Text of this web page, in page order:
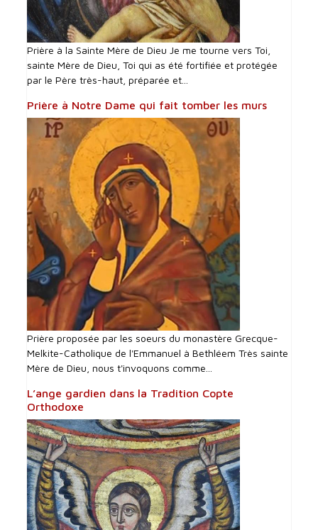
Prière à la Sainte Mère de Dieu Je me tourne vers Toi,
sainte Mère de Dieu, Toi qui as été fortifiée et protégée
par le Père très-haut, préparée et...
Prière à Notre Dame qui fait tomber les murs
Prière proposée par les soeurs du monastère Grecque-
Melkite-Catholique de l'Emmanuel à Bethléem Très sainte
Mère de Dieu, nous t'invoquons comme...
L’ange gardien dans la Tradition Copte
Orthodoxe